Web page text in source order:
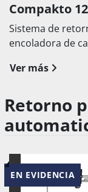
Compakto
Sistema de
encoladora de
Ver más
Retorno
EN EVIDENCIA